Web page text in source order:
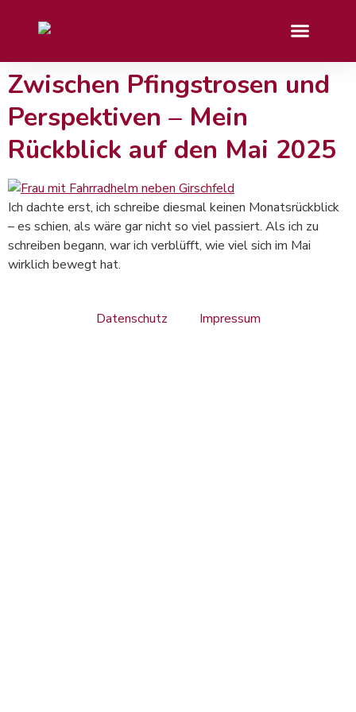
Zwischen Pfingstrosen und
Perspektiven – Mein
Rückblick auf den Mai 2025
Ich dachte erst, ich schreibe diesmal keinen Monatsrückblick
– es schien, als wäre gar nicht so viel passiert. Als ich zu
schreiben begann, war ich verblüfft, wie viel sich im Mai
wirklich bewegt hat.
Datenschutz Impressum